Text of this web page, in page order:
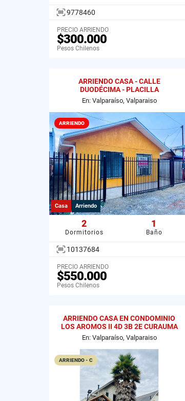
9778460
PRECIO ARRIENDO
$300.000
Pesos Chilenos
ARRIENDO CASA - CALLE
DUODÉCIMA - PLACILLA
En: Valparaíso, Valparaiso
ARRIENDO
Casa Arriendo
2
Dormitorios
1
Baño
10137684
PRECIO ARRIENDO
$550.000
Pesos Chilenos
ARRIENDO CASA EN CONDOMINIO
LOS AROMOS II 4D 3B 2E CURAUMA
VALPARAISO
En: Valparaíso, Valparaiso
ARRIENDO - C